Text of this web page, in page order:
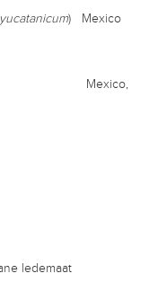
) Mexico
ledemaat